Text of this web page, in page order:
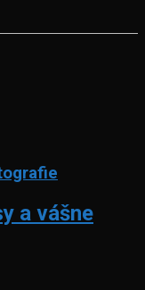
a vášne